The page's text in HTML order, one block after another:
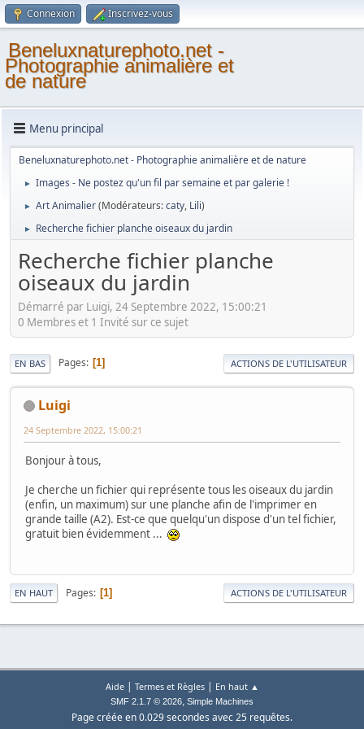
Connexion Inscrivez-vous
Beneluxnaturephoto.net -
Photographie animalière et
de nature
Menu principal
Beneluxnaturephoto.net - Photographie animalière et de nature
► Images - Ne postez qu'un fil par semaine et par galerie !
► Art Animalier(Modérateurs:caty, Lili)
► Recherche fichier planche oiseaux du jardin
Recherche fichier planche
oiseaux du jardin
Démarré par Luigi, 24 Septembre 2022, 15:00:21
0 Membres et 1 Invité sur ce sujet
EN BAS Pages 1 ACTIONS DE L'UTILISATEUR
Luigi
24 Septembre 2022, 15:00:21
Bonjour à tous,
Je cherche un fichier qui représente tous les oiseaux du jardin
(enfin, un maximum) sur une planche afin de l'imprimer en
grande taille (A2). Est-ce que quelqu'un dispose d'un tel fichier,
gratuit bien évidemment ...
EN HAUT Pages 1 ACTIONS DE L'UTILISATEUR
Aide| Termes et Règles| En haut ▲
SMF 2.1.7 © 2026, Simple Machines
Page créée en 0.029 secondes avec 25 requêtes.